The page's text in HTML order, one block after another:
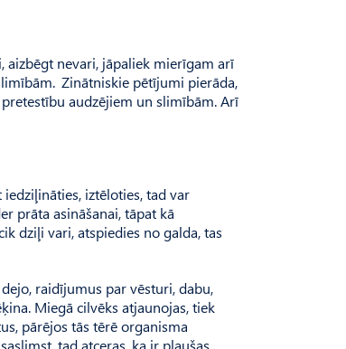
aizbēgt nevari, jāpaliek mierīgam arī
Zinātniskie pētījumi pierāda,
audzējiem un slimībām. Arī
iztēloties, tad var
prāta asināšanai, tāpat kā
dziļi vari, atspiedies no galda, tas
raidījumus par vēsturi, dabu,
Miegā cilvēks atjaunojas, tiek
pārējos tās tērē organisma
tad atceras, ka ir plaušas,